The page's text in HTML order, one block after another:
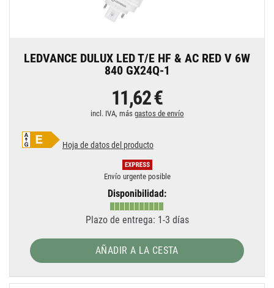
LEDVANCE DULUX LED T/E HF & AC RED V 6W
840 GX24Q-1
11,62 €
incl. IVA, más gastos de envío
Hoja de datos del producto
Envío urgente posible
Disponibilidad:
Plazo de entrega: 1-3 días
AÑADIR A LA CESTA